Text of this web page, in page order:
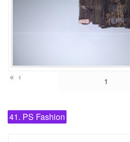
« ‹
41. PS Fashion